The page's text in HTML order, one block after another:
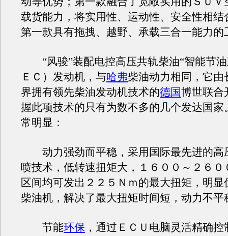
载货能力，将实用性、运动性、安全性相结
第一款具有拖拽、越野、承载三合一能力的
“风骏”装配电控高压共轨柴油“智能节油
ＥＣ）发动机，与哈弗柴油动力相同，它由
界拥有领先柴油发动机技术的德国博世联合
握此项技术的只有为数不多的几个发达国家
常明显：
动力强劲而平稳，采用国际最先进的高
喷技术，低转速扭矩大，１６００～２６０
区间均可发出２２５Ｎｍ的最大扭矩，明显
柴油机，解决了最大扭矩时间短，动力不平
节能环保 ，通过ＥＣＵ电脑灵活精确